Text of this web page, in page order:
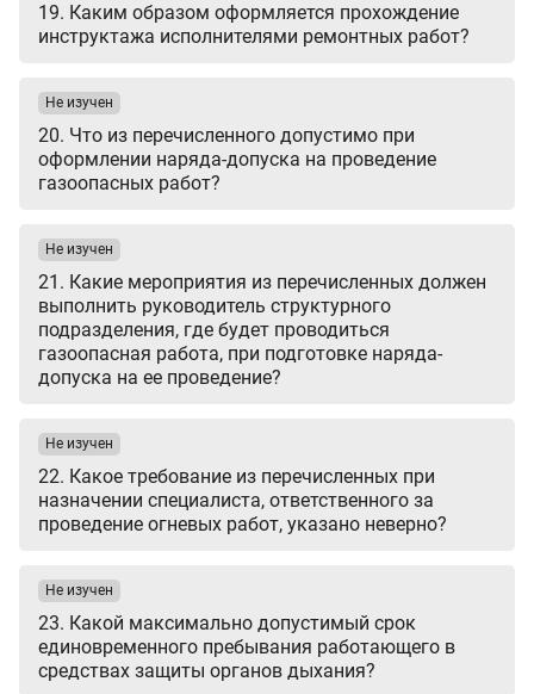
19. Каким образом оформляется прохождение
инструктажа исполнителями ремонтных работ?
20. Что из перечисленного допустимо при
оформлении наряда-допуска на проведение
газоопасных работ?
Не изучен
21. Какие мероприятия из перечисленных должен
выполнить руководитель структурного
подразделения, где будет проводиться
газоопасная работа, при подготовке наряда-
допуска на ее проведение?
Не изучен
22. Какое требование из перечисленных при
назначении специалиста, ответственного за
проведение огневых работ, указано неверно?
Не изучен
23. Какой максимально допустимый срок
единовременного пребывания работающего в
средствах защиты органов дыхания?
Не изучен